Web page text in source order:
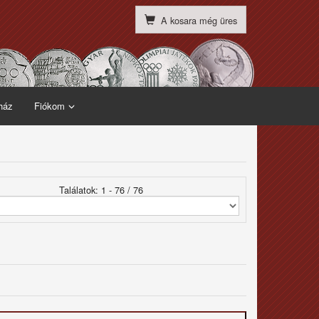
A kosara még üres
Fiókom
Találatok: 1 - 76 / 76